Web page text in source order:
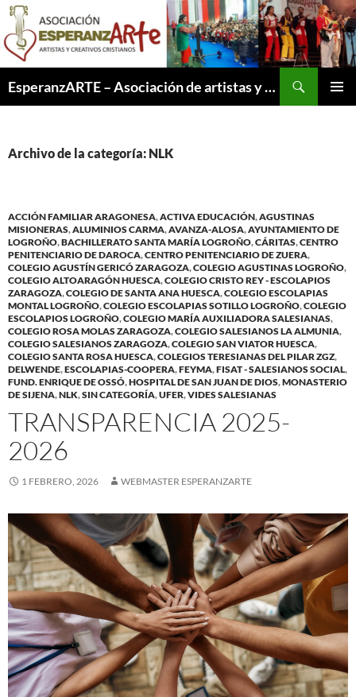
Saltar
contenido
EsperanzARTE – Asociación de artistas y creativos cristianos
Archivo de la categoría: NLK
ACCIÓN FAMILIAR ARAGONESA,ACTIVA EDUCACIÓN,AGUSTINAS
MISIONERAS,ALUMINIOS CARMA,AVANZA-ALOSA,AYUNTAMIENTO DE
LOGROÑO,BACHILLERATO SANTA MARÍA LOGROÑO,CÁRITAS,CENTRO
PENITENCIARIO DE DAROCA,CENTRO PENITENCIARIO DE ZUERA,
COLEGIO AGUSTÍN GERICÓ ZARAGOZA,COLEGIO AGUSTINAS LOGROÑO,
COLEGIO ALTOARAGÓN HUESCA,COLEGIO CRISTO REY - ESCOLAPIOS
ZARAGOZA,COLEGIO DE SANTA ANA HUESCA,COLEGIO ESCOLAPIAS
MONTAL LOGROÑO,COLEGIO ESCOLAPIAS SOTILLO LOGROÑO,COLEGIO
ESCOLAPIOS LOGROÑO,COLEGIO MARÍA AUXILIADORA SALESIANAS,
COLEGIO ROSA MOLAS ZARAGOZA,COLEGIO SALESIANOS LA ALMUNIA,
COLEGIO SALESIANOS ZARAGOZA,COLEGIO SAN VIATOR HUESCA,
COLEGIO SANTA ROSA HUESCA,COLEGIOS TERESIANAS DEL PILAR ZGZ,
DELWENDE,ESCOLAPIAS-COOPERA,FEYMA,FISAT - SALESIANOS SOCIAL,
FUND. ENRIQUE DE OSSÓ,HOSPITAL DE SAN JUAN DE DIOS,MONASTERIO
DE SIJENA,NLK,SIN CATEGORÍA,UFER,VIDES SALESIANAS
TRANSPARENCIA 2025-
2026
1 FEBRERO, 2026 WEBMASTER ESPERANZARTE